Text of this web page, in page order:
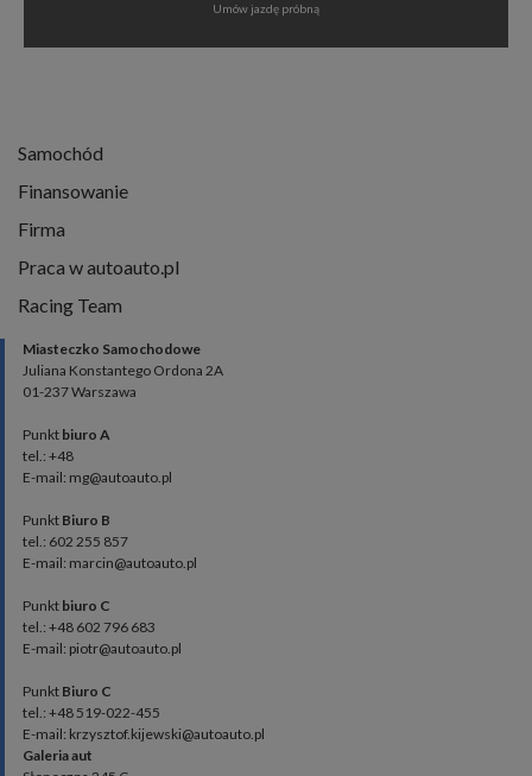
Umów jazdę próbną
Samochód
Finansowanie
Firma
Praca w autoauto.pl
Racing Team
Miasteczko Samochodowe
Juliana Konstantego Ordona 2A
01-237 Warszawa
Punkt biuro A
tel.: +48
E-mail: mg@autoauto.pl
Punkt Biuro B
tel.: 602 255 857
E-mail: marcin@autoauto.pl
Punkt biuro C
tel.: +48 602 796 683
E-mail: piotr@autoauto.pl
Punkt Biuro C
tel.: +48 519-022-455
E-mail: krzysztof.kijewski@autoauto.pl
Galeria aut